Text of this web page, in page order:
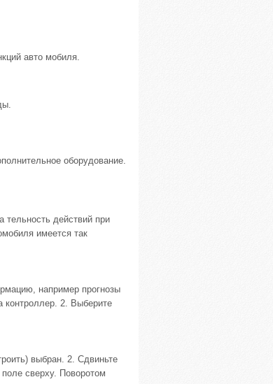
авто мобиля.
оборудование.
тельность действий при
имеется так
например прогнозы
контроллер. 2. Выберите
выбран. 2. Сдвиньте
сверху. Поворотом